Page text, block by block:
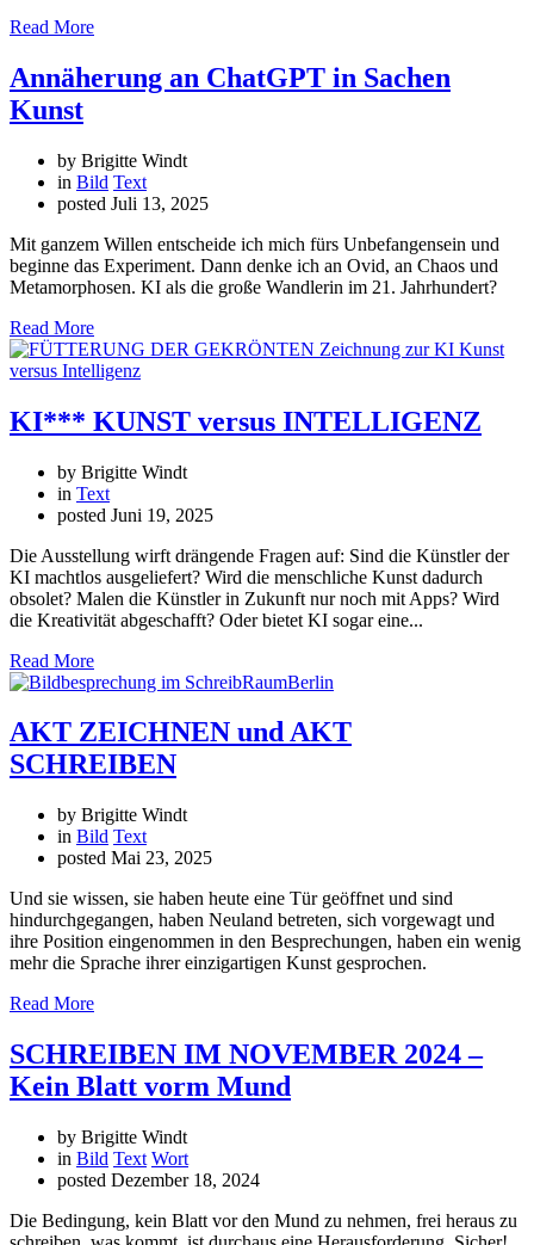
Read More
Annäherung an ChatGPT in Sachen
Kunst
by Brigitte Windt
in Bild Text
posted Juli 13, 2025
Mit ganzem Willen entscheide ich mich fürs Unbefangensein und
beginne das Experiment. Dann denke ich an Ovid, an Chaos und
Metamorphosen. KI als die große Wandlerin im 21. Jahrhundert?
Read More
KI*** KUNST versus INTELLIGENZ
by Brigitte Windt
in Text
posted Juni 19, 2025
Die Ausstellung wirft drängende Fragen auf: Sind die Künstler der
KI machtlos ausgeliefert? Wird die menschliche Kunst dadurch
obsolet? Malen die Künstler in Zukunft nur noch mit Apps? Wird
die Kreativität abgeschafft? Oder bietet KI sogar eine...
Read More
AKT ZEICHNEN und AKT
SCHREIBEN
by Brigitte Windt
in Bild Text
posted Mai 23, 2025
Und sie wissen, sie haben heute eine Tür geöffnet und sind
hindurchgegangen, haben Neuland betreten, sich vorgewagt und
ihre Position eingenommen in den Besprechungen, haben ein wenig
mehr die Sprache ihrer einzigartigen Kunst gesprochen.
Read More
SCHREIBEN IM NOVEMBER 2024 –
Kein Blatt vorm Mund
by Brigitte Windt
in Bild Text Wort
posted Dezember 18, 2024
Die Bedingung, kein Blatt vor den Mund zu nehmen, frei heraus zu